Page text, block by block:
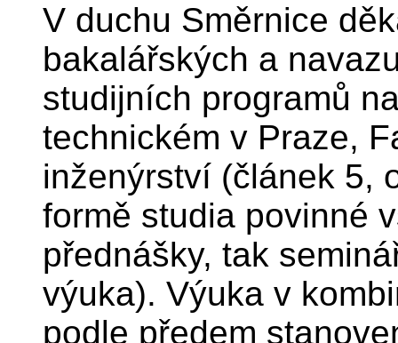
V duchu Směrnice
bakalářských a
studijních programů
technickém v Praze,
inženýrství (článek 5,
formě studia povinné
přednášky, tak
výuka). Výuka v
podle předem